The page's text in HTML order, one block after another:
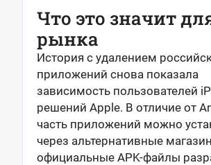
Что это значит
рынка
История с удалением
приложений снова показала
зависимость пользователей
решений Apple. В отличие от
часть приложений можно
через альтернативные
официальные APK-файлы